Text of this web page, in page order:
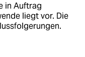
in Auftrag
liegt vor. Die